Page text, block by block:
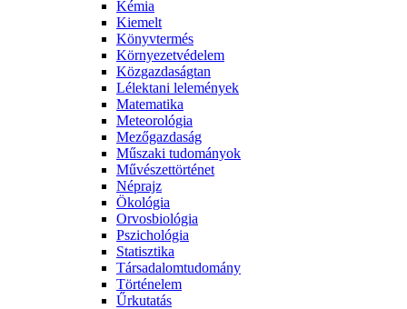
Kémia
Kiemelt
Könyvtermés
Környezetvédelem
Közgazdaságtan
Lélektani lelemények
Matematika
Meteorológia
Mezőgazdaság
Műszaki tudományok
Művészettörténet
Néprajz
Ökológia
Orvosbiológia
Pszichológia
Statisztika
Társadalomtudomány
Történelem
Űrkutatás